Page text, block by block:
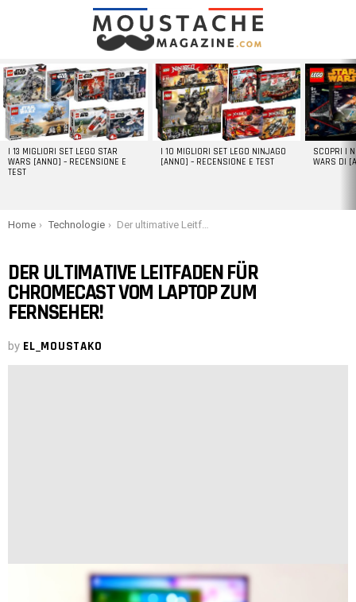
LATEST
STORIES
I 13 MIGLIORI SET LEGO STAR
WARS [ANNO] – RECENSIONE E
TEST
I 10 MIGLIORI SET LEGO NINJAGO
[ANNO] – RECENSIONE E TEST
SCOPRI I
WARS DI
You are here:
Home Technologie Der ultimative Leitfaden für Chromecast vom Laptop zum Fernseher!
DER ULTIMATIVE LEITFADEN FÜR
CHROMECAST VOM LAPTOP ZUM
FERNSEHER!
by EL_MOUSTAKO